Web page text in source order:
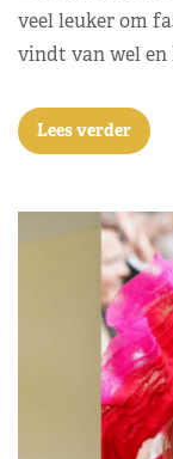
veel leuker om
vindt van wel en
Lees verder